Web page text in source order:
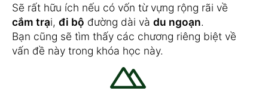
Sẽ rất hữu ích nếu có vốn từ vựng rộng rãi về
cắm trại, đi bộ đường dài và du ngoạn.
Bạn cũng sẽ tìm thấy các chương riêng biệt về
vấn đề này trong khóa học này.